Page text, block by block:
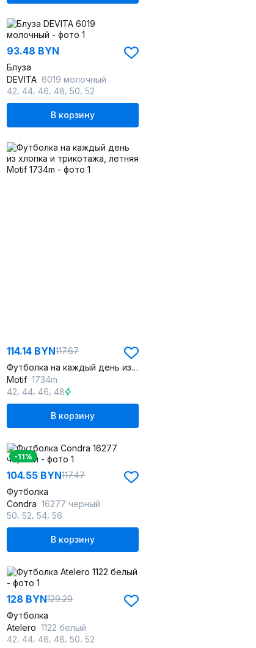
93.48 BYN
Блуза
DEVITA 6019 молочный
42 44 46 48 50 52
В корзину
114.14 BYN117.67
Футболка на каждый день из хлопка и трикотажа, летняя
Motif 1734m
42 44 46 48
В корзину
66, 68, 70 72
-11%
104.55 BYN117.47
Футболка
Condra 16277 черный
50 52 54 56
В корзину
128 BYN129.29
Футболка
Atelero 1122 белый
42 44 46 48 50 52